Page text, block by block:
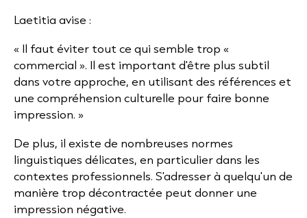
Laetitia avise :
« Il faut éviter tout ce qui semble trop «
commercial ». Il est important d'être plus subtil
dans votre approche, en utilisant des références et
une compréhension culturelle pour faire bonne
impression. »
De plus, il existe de nombreuses normes
linguistiques délicates, en particulier dans les
contextes professionnels. S'adresser à quelqu'un de
manière trop décontractée peut donner une
impression négative.